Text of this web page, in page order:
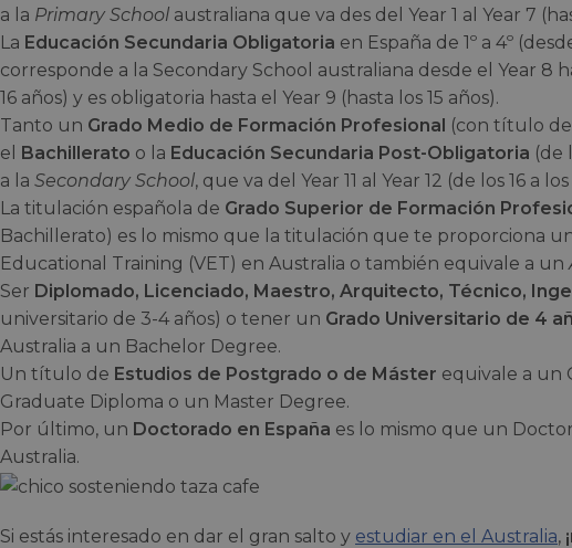
a la Primary School australiana que va des del Year 1 al Year 7
La Educación Secundaria Obligatoria en España de 1º a 4º
corresponde a la Secondary School australiana desde el Year 8
16 años) y es obligatoria hasta el Year 9 (hasta los 15 años).
Tanto un Grado Medio de Formación Profesional (con título de
el
Bachillerato o la Educación Secundaria Post-Obligatoria (de
a la Secondary School, que va del Year 11 al Year 12 (de los 16 a
La titulación española de Grado Superior de Formación
Bachillerato) es lo mismo que la titulación que te proporciona
Educational Training (VET) en Australia o también equivale a un
Ser Diplomado, Licenciado, Maestro, Arquitecto, Técnico,
universitario de 3-4 años) o tener un Grado Universitario de 4
Australia a un Bachelor Degree.
Un título de Estudios de Postgrado o de Máster equivale a un
Graduate Diploma o un Master Degree.
Por último, un Doctorado en España es lo mismo que un
Australia.
Si estás interesado en dar el gran salto y estudiar en el Australia,